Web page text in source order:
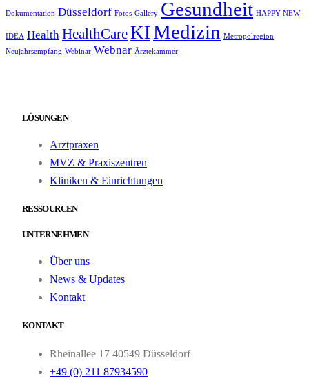
Dokumentation Düsseldorf Fotos Gallery Gesundheit HAPPY NEW
IDEA Health HealthCareKIMedizin Metropolregion
Neujahrsempfang Webinar Webnar Ärztekammer
LÖSUNGEN
Arztpraxen
MVZ & Praxiszentren
Kliniken & Einrichtungen
RESSOURCEN
UNTERNEHMEN
Über uns
News & Updates
Kontakt
KONTAKT
Rheinallee 17 40549 Düsseldorf
+49 (0) 211 87934590